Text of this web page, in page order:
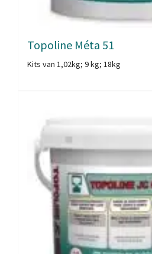
Topoline Méta 51
Kits van 1,02kg; 9 kg; 18kg